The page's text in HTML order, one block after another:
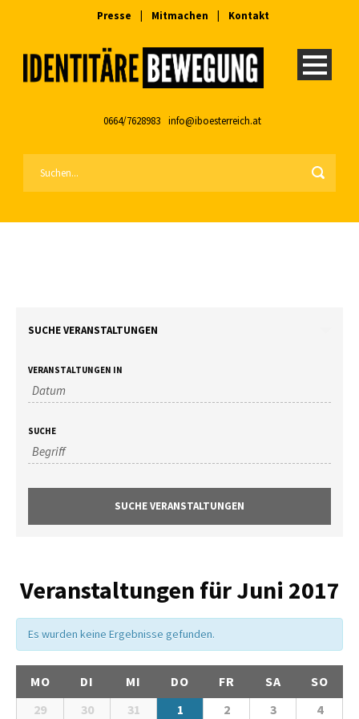
Presse Mitmachen Kontakt
0664/7628983 info@iboesterreich.at
SUCHE VERANSTALTUNGEN
VERANSTALTUNGEN IN
SUCHE
Veranstaltungen für Juni 2017
Es wurden keine Ergebnisse gefunden.
MO DI MI DO FR SA
SO
29
30 31 1 2 3 4